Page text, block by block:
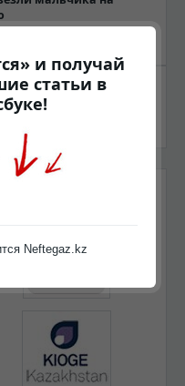
и получай
статьи в
Neftegaz.kz